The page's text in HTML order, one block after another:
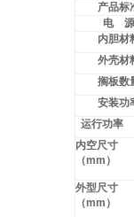
产品标
电 源
内胆材
外壳材
搁板数
安装功
运行功率
内空尺寸
（mm ）
外型尺寸
（mm ）